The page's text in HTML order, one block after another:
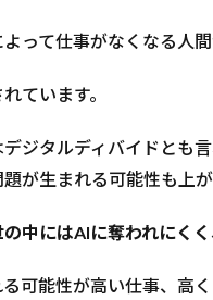
って仕事がなくなる人
ています。
デジタルディバイドとも
が生まれる可能性も上が
の中にはAIに奪われにく
可能性が高い仕事、高